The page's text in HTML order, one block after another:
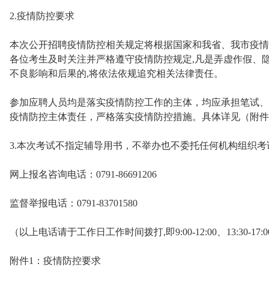
2.疫情防控要求
本次公开招聘疫情防控相关规定将根据国家和我省、我市疫
各位考生及时关注并严格遵守疫情防控规定,凡是弄虚作假、
不良影响和后果的,将依法依规追究相关法律责任。
参加应聘人员均是落实疫情防控工作的主体，均应承担笔试
疫情防控主体责任，严格落实疫情防控措施。具体详见（附
3.本次考试不指定辅导用书，不举办也不委托任何机构组织
网上报名咨询电话：0791-86691206
监督举报电话：0791-83701580
（以上电话请于工作日工作时间拨打,即9:00-12:00、13:30-
附件1：疫情防控要求